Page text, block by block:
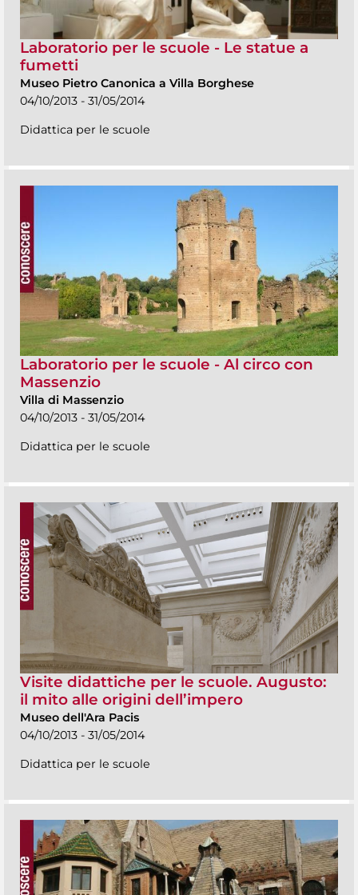
Laboratorio per le scuole - Le statue a
fumetti
Museo Pietro Canonica a Villa Borghese
04/10/2013 - 31/05/2014
Didattica per le scuole
Laboratorio per le scuole - Al circo con
Massenzio
Villa di Massenzio
04/10/2013 - 31/05/2014
Didattica per le scuole
Visite didattiche per le scuole. Augusto:
il mito alle origini dell’impero
Museo dell'Ara Pacis
04/10/2013 - 31/05/2014
Didattica per le scuole